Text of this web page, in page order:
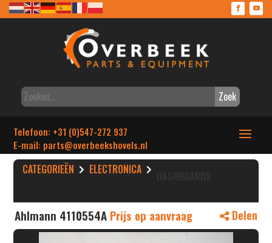
Zoek
Telefoon: +31 (0)547-272 937
E-mail: parts@overbeekshovels.nl
CATEGORIEËN ELECTRONICA
Ahlmann 4110554A Prijs op aanvraag Delen